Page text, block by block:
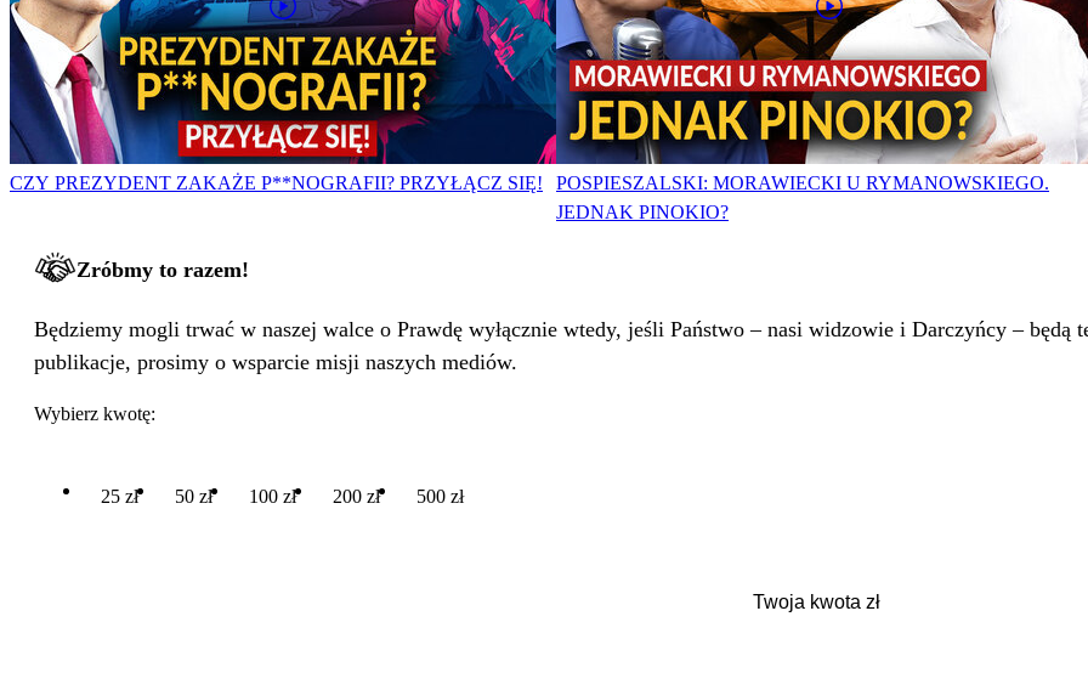
CZY PREZYDENT ZAKAŻE P**NOGRAFII? PRZYŁĄCZ SIĘ!
POSPIESZALSKI: MORAWIECKI U RYMANOWSKIEGO.
JEDNAK PINOKIO?
Zróbmy to razem!
Będziemy mogli trwać w naszej walce o Prawdę wyłącznie wtedy, jeśli Państwo – nasi widzowie i Darczyńcy – będą
publikacje, prosimy o wsparcie misji naszych mediów.
Wybierz kwotę:
25 zł 50 zł 100 zł 200 zł 500 zł